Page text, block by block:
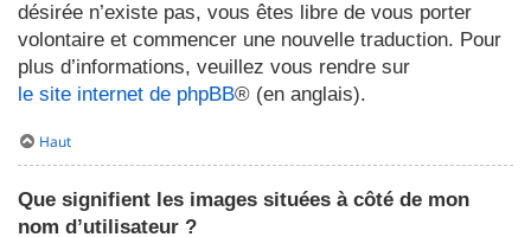
désirée n’existe pas, vous êtes libre de vous porter
volontaire et commencer une nouvelle traduction. Pour
plus d’informations, veuillez vous rendre sur
le site internet de phpBB® (en anglais).
Haut
Que signifient les images situées à côté de mon
nom d’utilisateur ?